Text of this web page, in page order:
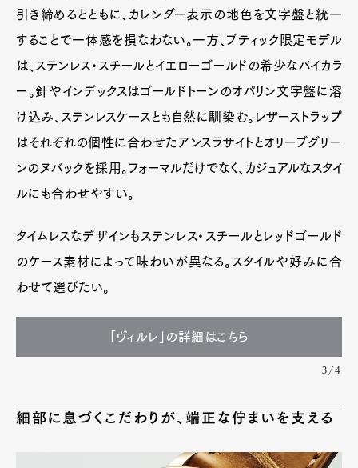
引き締めるとともに、カレンダー表示の地色を文字盤と統一
することで一体感を損なわない。一方、ブティック限定モデル
は、ステンレス・スチールとイエローゴールドの希少なバイカラ
ー。針やインデックスはゴールドトーンのオパリン文字盤に溶
け込み、ステンレスケースとも自然に馴染む。レザーストラップ
はそれぞれの個性に合わせたアンスラサイトとオリーブグリー
ンのヌバックを採用。フォーマルだけでなく、カジュアルなスタイ
ルにも合わせやすい。
タイムレスなデザインもステンレス・スチールとレッドゴールド
のケース素材によって味わいが異なる。スタイルや好みに合
わせて選びたい。
「ヴィルレ」の詳細はこちら
3/4
細部に息づくこだわりが、端正な佇まいを支える